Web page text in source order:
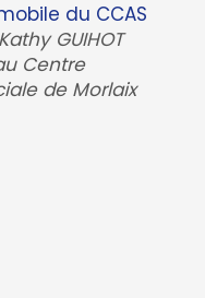
du CCAS
Kathy GUIHOT
Centre
de Morlaix